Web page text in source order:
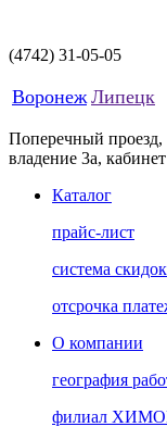
(4742) 31-05-05
Воронеж Липецк
Поперечный проезд,
владение 3а,
Каталог
прайс-лист
система скидок
отсрочка
О компании
география
филиал